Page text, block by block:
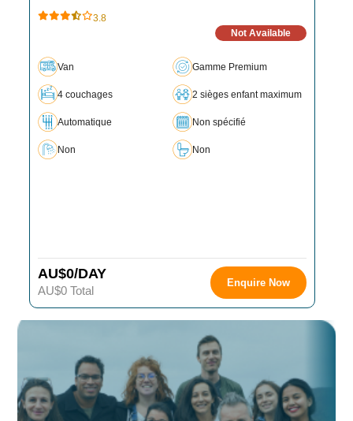
3.8
Not Available
Van Gamme Premium
4 couchages 2 sièges enfant maximum
Automatique Non spécifié
Non Non
AU$0/DAY
AU$0 Total
Enquire Now